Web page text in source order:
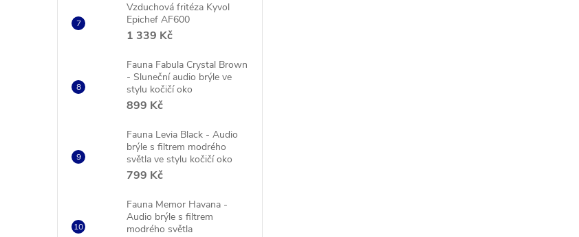
Vzduchová fritéza Kyvol
Epichef AF600
1 339 Kč
Fauna Fabula Crystal Brown
- Sluneční audio brýle ve
stylu kočičí oko
899 Kč
Fauna Levia Black - Audio
brýle s filtrem modrého
světla ve stylu kočičí oko
799 Kč
Fauna Memor Havana -
Audio brýle s filtrem
modrého světla